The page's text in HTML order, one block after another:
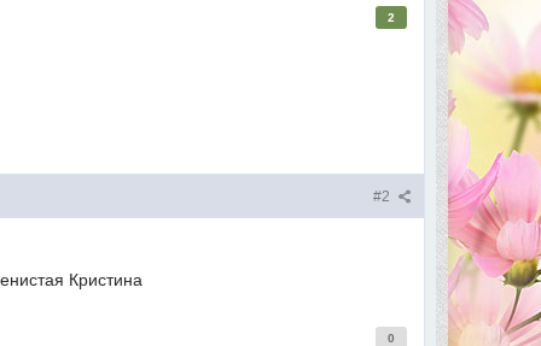
2
#2
Кристина
0